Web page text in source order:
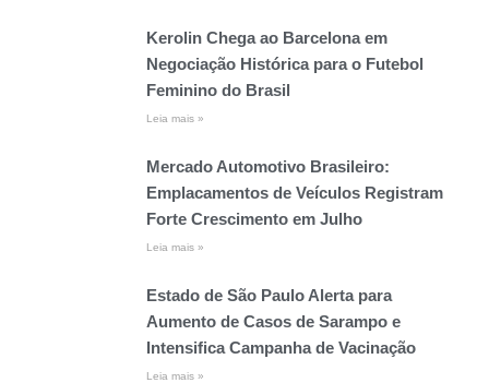
Kerolin Chega ao Barcelona em
Negociação Histórica para o Futebol
Feminino do Brasil
Leia mais »
Mercado Automotivo Brasileiro:
Emplacamentos de Veículos Registram
Forte Crescimento em Julho
Leia mais »
Estado de São Paulo Alerta para
Aumento de Casos de Sarampo e
Intensifica Campanha de Vacinação
Leia mais »